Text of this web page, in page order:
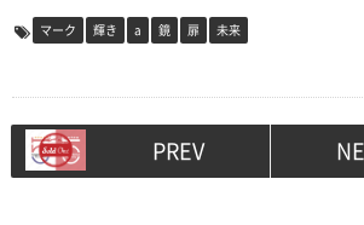
マーク 輝き a 鏡 扉 未来
PREV